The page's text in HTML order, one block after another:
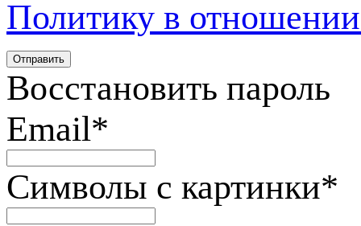
Политику в
Восстановить пароль
Email*
Символы с картинки*